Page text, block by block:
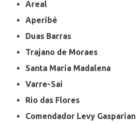
Areal
Aperibé
Duas Barras
Trajano de Moraes
Santa Maria Madalena
Varre-Sai
Rio das Flores
Comendador Levy Gasparian